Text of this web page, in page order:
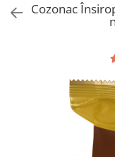
Cozonac
Cozonac Creme
Cozonac Traditional
Cozonac Casa
Cozonac Pricomigdala
Cozonac